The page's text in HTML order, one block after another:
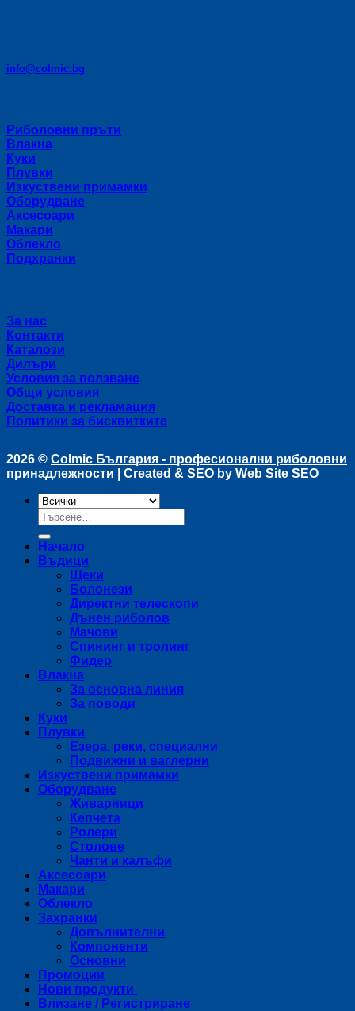
info@colmic.bg
Риболовни пръти
Влакна
Куки
Плувки
Изкуствени примамки
Оборудване
Аксесоари
Макари
Облекло
Подхранки
За нас
Контакти
Каталози
Дилъри
Условия за ползване
Общи условия
Доставка и рекламация
Политики за бисквитките
2026 © Colmic България - професионални риболовни
принадлежности | Created & SEO by Web Site SEO
Търсене
за:
Начало
Въдици
Щеки
Болонези
Директни телескопи
Дънен риболов
Мачови
Спининг и тролинг
Фидер
Влакна
За основна линия
За поводи
Куки
Плувки
Езера, реки, специални
Подвижни и ваглерни
Изкуствени примамки
Оборудване
Живарници
Кепчета
Ролери
Столове
Чанти и калъфи
Аксесоари
Макари
Облекло
Захранки
Допълнителни
Компоненти
Основни
Промоции
Нови продукти
Влизане / Регистриране